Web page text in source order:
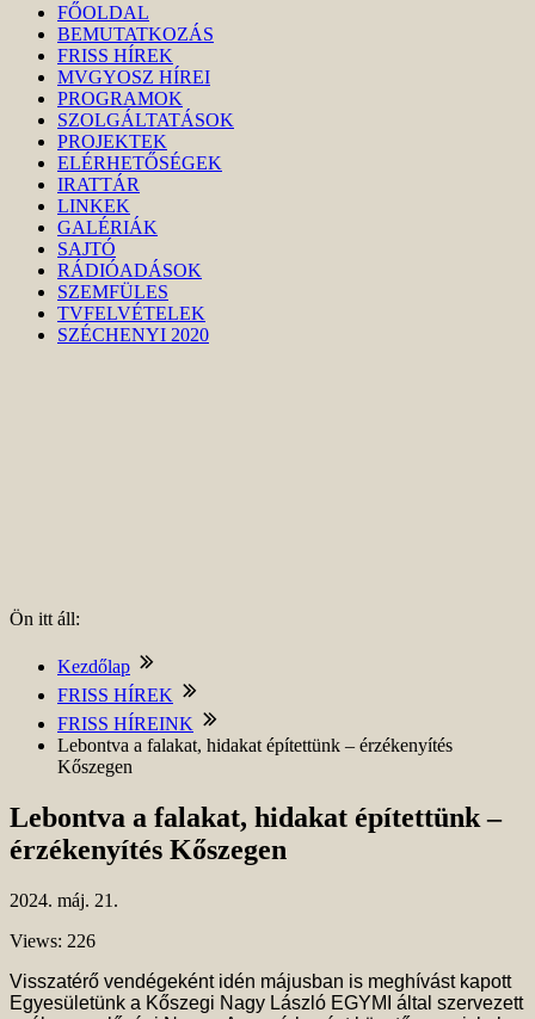
FŐOLDAL
BEMUTATKOZÁS
FRISS HÍREK
MVGYOSZ HÍREI
PROGRAMOK
SZOLGÁLTATÁSOK
PROJEKTEK
ELÉRHETŐSÉGEK
IRATTÁR
LINKEK
GALÉRIÁK
SAJTÓ
RÁDIÓADÁSOK
SZEMFÜLES
TVFELVÉTELEK
SZÉCHENYI 2020
Ön itt áll:
Kezdőlap
FRISS HÍREK
FRISS HÍREINK
Lebontva a falakat, hidakat építettünk – érzékenyítés
Kőszegen
Lebontva a falakat, hidakat építettünk –
érzékenyítés Kőszegen
2024. máj. 21.
Views: 226
Visszatérő vendégeként idén májusban is meghívást kapott
Egyesületünk a Kőszegi Nagy László EGYMI által szervezett